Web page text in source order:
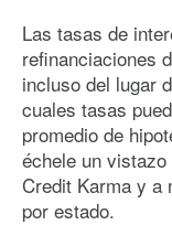
Las tasas de
refinanciaciones
incluso del lugar
cuales tasas
promedio de
échele un
Credit Karma y a
por estado.